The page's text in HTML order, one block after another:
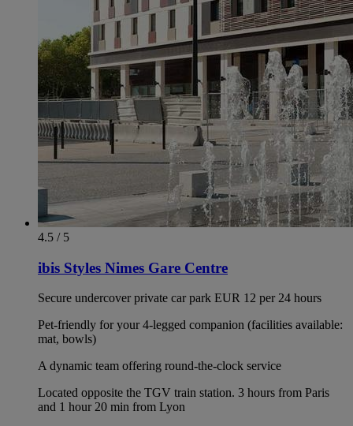
4.5 / 5
ibis Styles Nimes Gare Centre
Secure undercover private car park EUR 12 per 24 hours
Pet-friendly for your 4-legged companion (facilities available:
mat, bowls)
A dynamic team offering round-the-clock service
Located opposite the TGV train station. 3 hours from Paris
and 1 hour 20 min from Lyon